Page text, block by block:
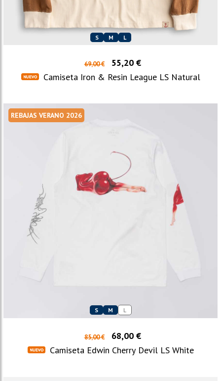
S M L
69,00 €
55,20 €
Camiseta Iron & Resin League LS Natural
REBAJAS VERANO 2026
S M L
85,00 €
68,00 €
Camiseta Edwin Cherry Devil LS White